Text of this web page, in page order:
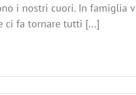
i nostri cuori. In famiglia
ci fa tornare tutti [...]